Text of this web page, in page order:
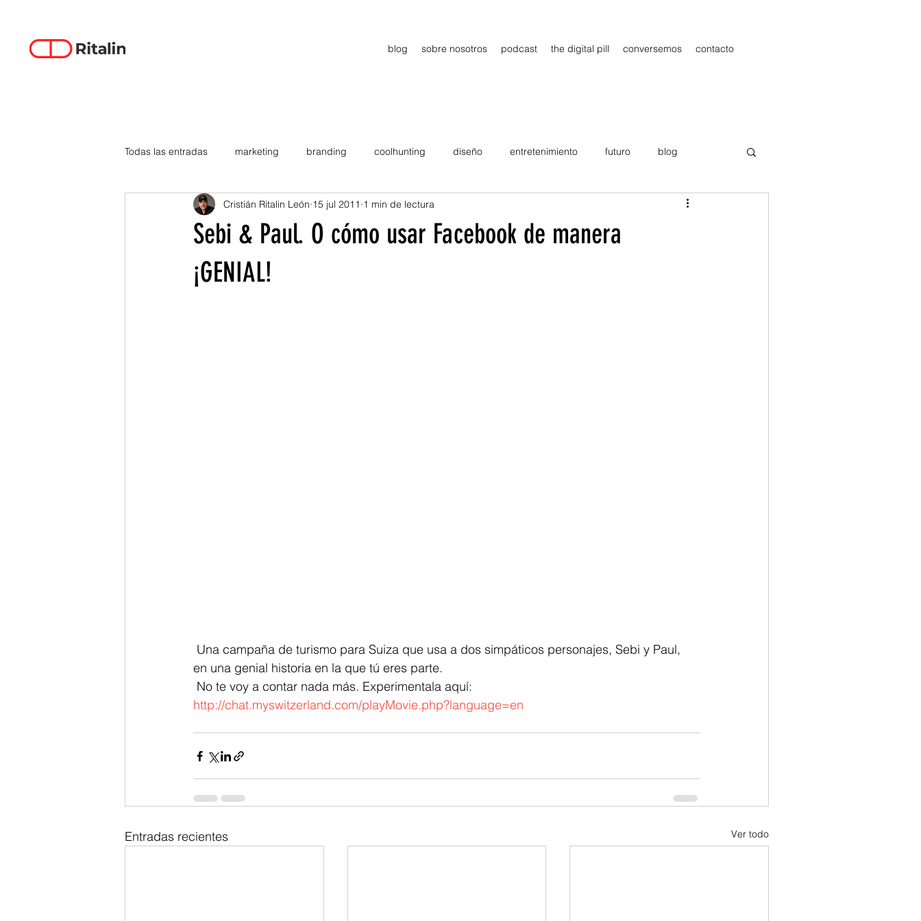
blog sobre nosotros podcast the digital pill conversemos contacto
Todas las entradas marketing branding coolhunting diseño entretenimiento futuro blog
data-driven creativity emprendimiento estrategia Publicidad
smartphones tecnología
Sebi & Paul. O cómo usar Facebook de manera
¡GENIAL!
Cristián Ritalin León 15 jul 2011 1 min de lectura
en una genial historia en la que tú eres parte.
No te voy a contar nada más. Experimentala aquí:
http://chat.myswitzerland.com/playMovie.php?language=en
Entradas recientes Ver todo